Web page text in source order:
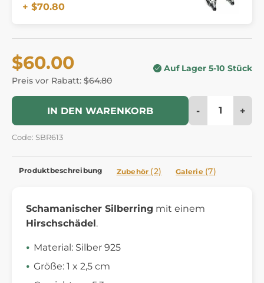
+ $70.80
$60.00
Preis vor Rabatt: $64.80
Auf Lager 5-10 Stück
IN DEN WARENKORB - +
Code: SBR613
Produktbeschreibung Zubehör (2) Galerie (7)
Schamanischer Silberring mit einem
Hirschschädel.
Material: Silber 925
Größe: 1 x 2,5 cm